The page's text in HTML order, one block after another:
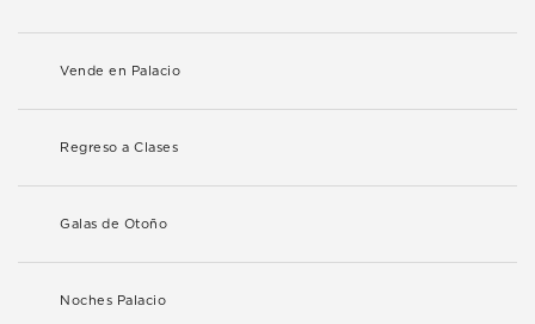
Vende en Palacio
Regreso a Clases
Galas de Otoño
Noches Palacio